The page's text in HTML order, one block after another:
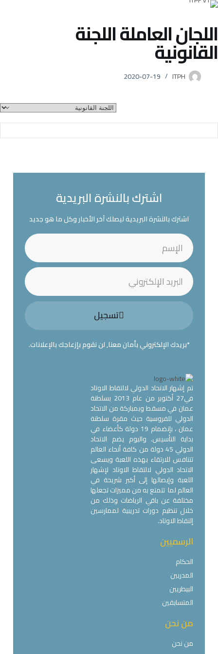
اللجان العاملةاللجنة
القانونية
ITPH
2020-07-19
اشترك بالنشرة البريدية
اشترك بالنشرة البريدية ليصلك آخر الأخبار وكل ما هو جديد
تسجيل
*بريدك الإلكتروني بأمان معنا, لن نقوم بإزعاجك بالإعلانات.
تم إشهار الاتحاد الدولي لالتقاط الاوتاد
في27 أكتوبر من عام 2013 بسلطنة
عمان في مسقط وبمباركة من الاتحاد
الدولي للفروسية حيث مقرة سلطنة
عمان ، بإنضمام 19 دولة كأعضاء في
بداية التأسيس. واليوم يضم الاتحاد
الدولي 45 دولة من كافة أنحاء العالم
تتنافس للارتقاء بهذه اللعبة ويسعى
الاتحاد الدولي لالتقاط الاوتاد لإشهار
اللعبة وإيصالها إلى أكبر شريحة في
العالم لما تتمتع به من مميزات تجعلها
مختلفة عن باقي الرياضات وذلك من
خلال تنظيم دورات تدريبية لممارسين
إلتقاط الاوتاد.
الرسميين
الحكام
المدربين
البيطريين
المتسابقين
من نحن
من نحن